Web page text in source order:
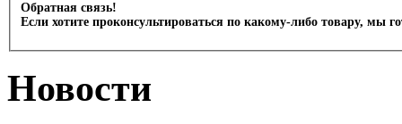
Обратная связь!
Если хотите проконсультироваться по какому-либо товару, мы
Новости